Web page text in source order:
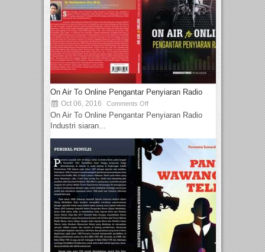
On Air To Online Pengantar Penyiaran Radio
Oct 06, 2016 Comments Off
On Air To Online Pengantar Penyiaran Radio
Industri siaran...